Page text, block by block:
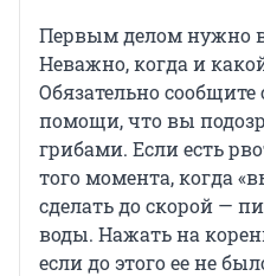
Первым делом нужно
Неважно, когда и
Обязательно
помощи, что вы
грибами. Если есть
того момента, когда
сделать до скорой —
воды. Нажать на
если до этого ее не